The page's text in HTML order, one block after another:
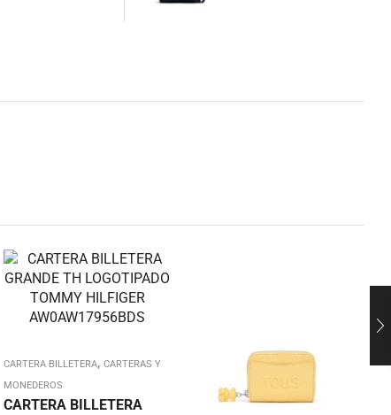
CARTERA BILLETERA, CARTERAS Y
MONEDEROS
CARTERA BILLETERA